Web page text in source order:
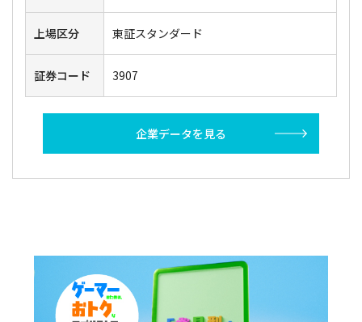
上場区分 東証スタンダード
証券コード 3907
企業データを見る